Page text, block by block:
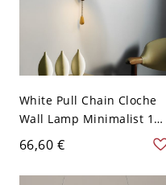
White Pull Chain Cloche
Wall Lamp Minimalist 1
Bulb Metal Lighting
Sconce with Wood Arm -
Weiß 110V-120V
66,60 €